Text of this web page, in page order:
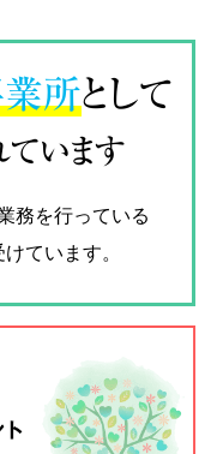
所として
ています
務を行っている
ています。